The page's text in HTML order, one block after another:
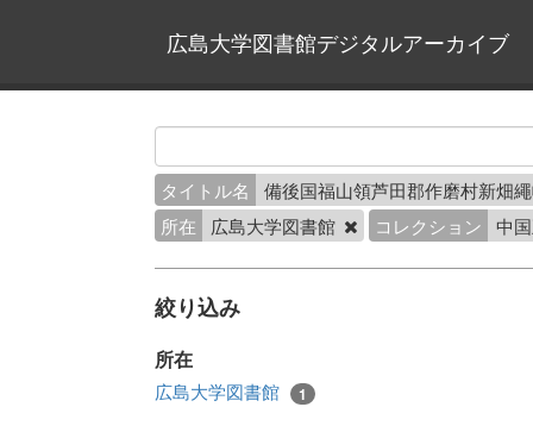
広島大学図書館デジタルアーカイブ
タイトル名
備後国福山領芦田郡作磨村新畑
所在
広島大学図書館 コレクション 中
絞り込み
所在
広島大学図書館 1